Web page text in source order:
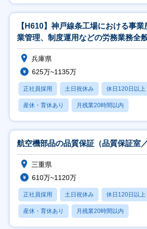
【H610】神戸線条工場における事
業管理、制度運用などの労務業務全
兵庫県
625万~1135万
正社員採用 土日祝休み 休日120日以上
産休・育休あり 月残業20時間以内
航空機部品の品質保証（品質保証室
三重県
610万~1120万
正社員採用 土日祝休み 休日120日以上
産休・育休あり 月残業20時間以内